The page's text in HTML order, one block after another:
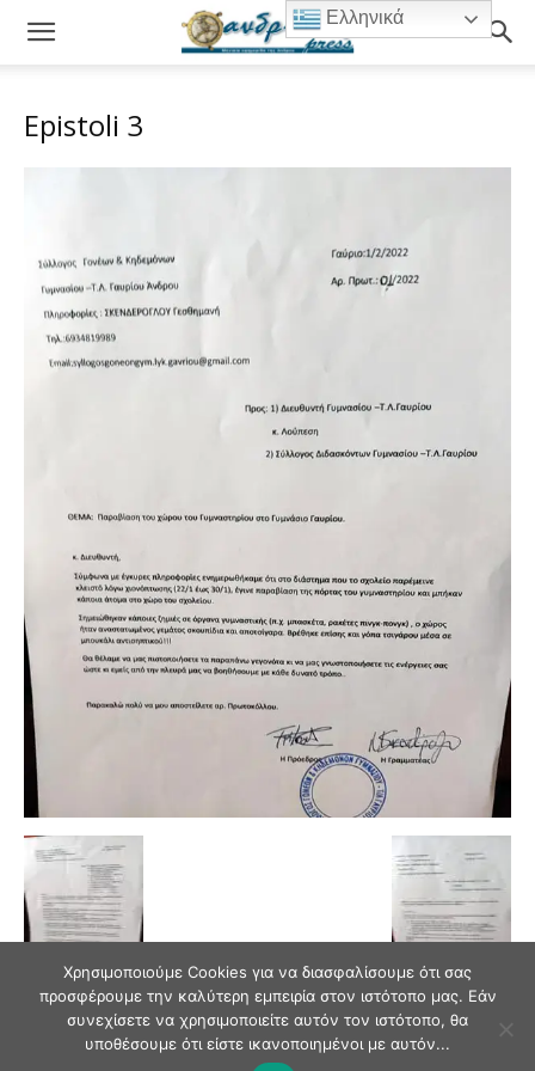
Epistoli 3
Ελληνικά
Χρησιμοποιούμε Cookies για να διασφαλίσουμε ότι σας
προσφέρουμε την καλύτερη εμπειρία στον ιστότοπο μας. Εάν
συνεχίσετε να χρησιμοποιείτε αυτόν τον ιστότοπο, θα
υποθέσουμε ότι είστε ικανοποιημένοι με αυτόν...